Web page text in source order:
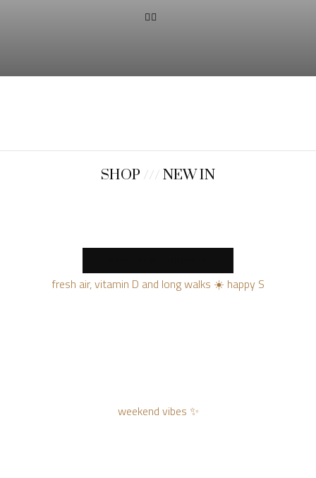
SHOP ///NEW IN
fresh air, vitamin D and long walks ☀️ happy S
weekend vibes ✨